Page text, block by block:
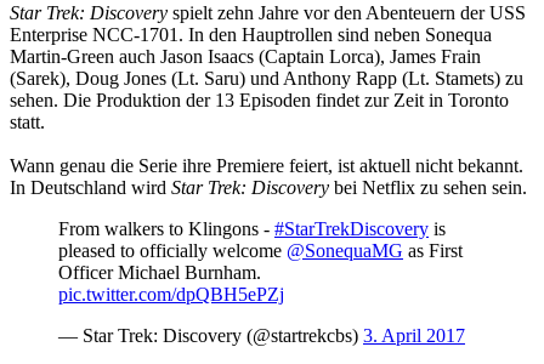
Star Trek: Discovery spielt zehn Jahre vor den Abenteuern der USS
Enterprise NCC-1701. In den Hauptrollen sind neben Sonequa
Martin-Green auch Jason Isaacs (Captain Lorca), James Frain
(Sarek), Doug Jones (Lt. Saru) und Anthony Rapp (Lt. Stamets) zu
sehen. Die Produktion der 13 Episoden findet zur Zeit in Toronto
statt.
Wann genau die Serie ihre Premiere feiert, ist aktuell nicht bekannt.
In Deutschland wird Star Trek: Discovery bei Netflix zu sehen sein.
From walkers to Klingons - #StarTrekDiscovery is
pleased to officially welcome @SonequaMG as First
Officer Michael Burnham.
pic.twitter.com/dpQBH5ePZj
— Star Trek: Discovery (@startrekcbs) 3. April 2017